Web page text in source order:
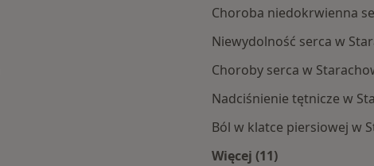
Choroba niedokrwienna
Niewydolność serca w
Choroby serca w
Nadciśnienie tętnicze w
Ból w klatce piersiowej w
Więcej (11)